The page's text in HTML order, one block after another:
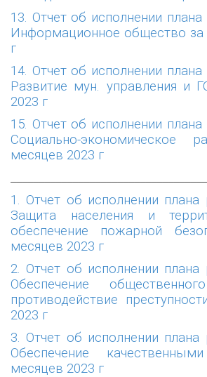
13. Отчет об исполнении
Информационное общество за
г
14. Отчет об исполнении
Развитие мун. управления и
2023 г
15. Отчет об исполнении
Социально-экономическое
месяцев 2023 г
1. Отчет об исполнении
Защита населения и
обеспечение пожарной
месяцев 2023 г
2. Отчет об исполнении
Обеспечение
противодействие
2023 г
3. Отчет об исполнении
Обеспечение
месяцев 2023 г